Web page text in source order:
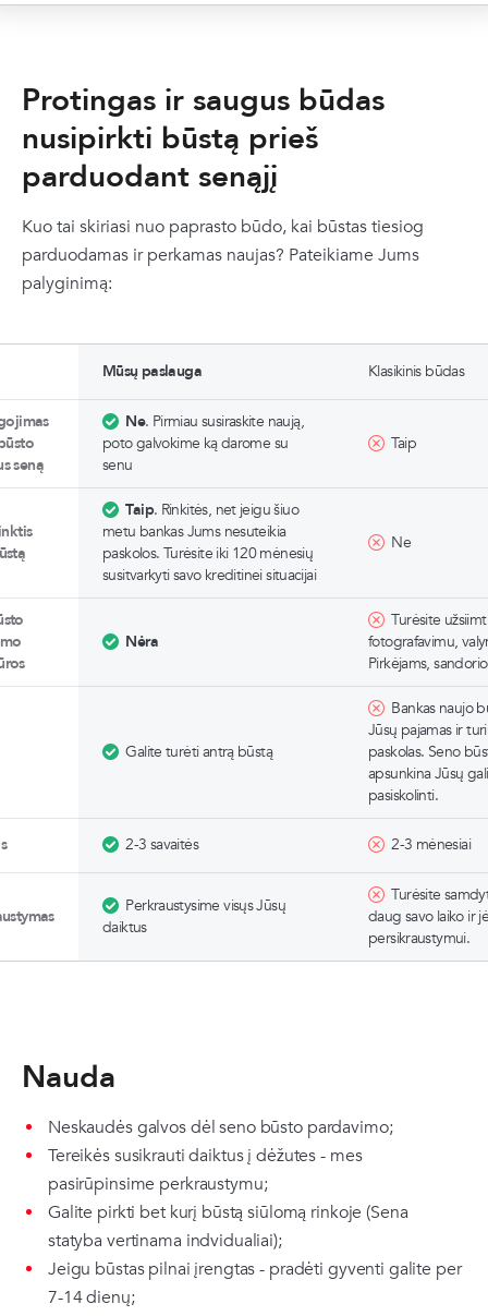
Protingas ir saugus būdas
nusipirkti būstą prieš
parduodant senąjį
Kuo tai skiriasi nuo paprasto būdo, kai būstas tiesiog
parduodamas ir perkamas naujas? Pateikiame Jums
palyginimą:
Mūsų paslauga Klasikinis būdas
seną
Ne. Pirmiau susiraskite naują,
poto galvokime ką darome su
senu
Taip
Taip. Rinkitės, net jeigu šiuo
metu bankas Jums nesuteikia
paskolos. Turėsite iki 120 mėnesių
susitvarkyti savo kreditinei situacijai
Ne
Nėra
Turėsite
fotografavimu,
Pirkėjams,
Galite turėti antrą būstą
Bankas naujo
Jūsų pajamas ir
paskolas. Seno
apsunkina Jūsų
pasiskolinti.
2-3 savaitės 2-3 mėnesiai
Perkraustysime visųs Jūsų
daiktus
Turėsite
daug savo laiko ir
persikraustymui.
Nauda
Neskaudės galvos dėl seno būsto pardavimo;
Tereikės susikrauti daiktus į dėžutes - mes
pasirūpinsime perkraustymu;
Galite pirkti bet kurį būstą siūlomą rinkoje (Sena
statyba vertinama indvidualiai);
Jeigu būstas pilnai įrengtas - pradėti gyventi galite per
7-14 dienų;